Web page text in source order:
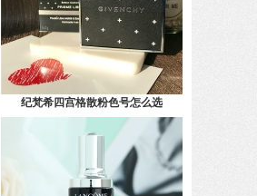
纪梵希四宫格散粉色号怎么选